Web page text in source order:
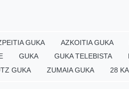
GUKA AZKOITIA GUKA
GUKA GUKA TELEBISTA
GUKA ZUMAIA GUKA 28